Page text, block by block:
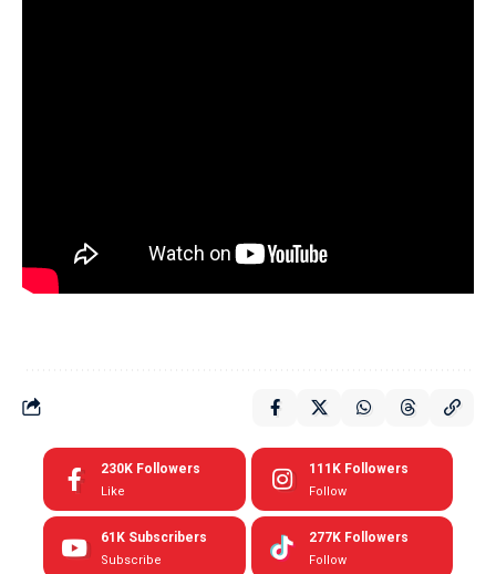
230K Followers
Like
111K Followers
Follow
61K Subscribers
Subscribe
277K Followers
Follow